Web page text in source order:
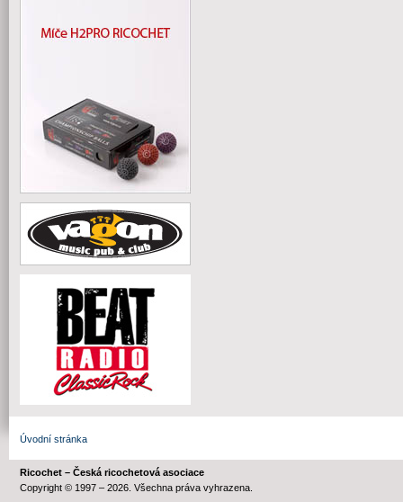
Úvodní stránka
Ricochet – Česká ricochetová asociace
Copyright © 1997 – 2026. Všechna práva vyhrazena.